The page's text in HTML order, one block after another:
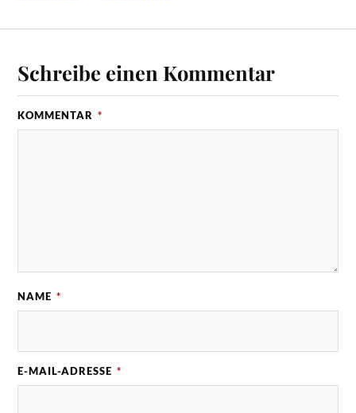
Schreibe einen Kommentar
KOMMENTAR *
NAME *
E-MAIL-ADRESSE *